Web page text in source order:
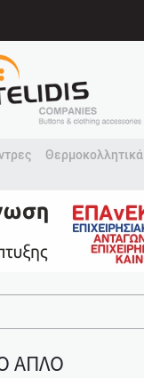
Θερμοκολλητικά
ΑΠΛΟ